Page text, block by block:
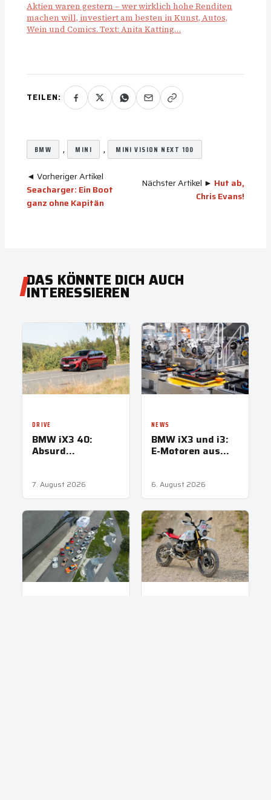
Aktien waren gestern – wer wirklich hohe Renditen
machen will, investiert am besten in Kunst, Autos,
Wein und Comics. Text: Anita Katting…
TEILEN:
BMW , MINI , MINI VISION NEXT 100
◄ Vorheriger Artikel
Seacharger: Ein Boot
ganz ohne Kapitän
Nächster Artikel ► Hut ab,
Chris Evans!
DAS KÖNNTE DICH AUCH
INTERESSIEREN
DRIVE
BMW iX3 40:
Absurd
7. August 2026
NEWS
BMW iX3 und i3:
E-Motoren aus
6. August 2026